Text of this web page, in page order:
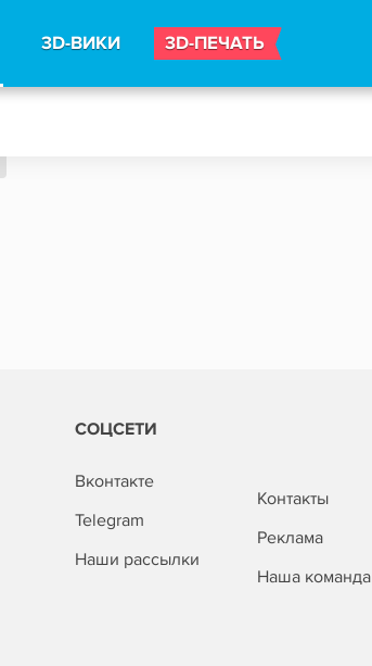
3D-ВИКИ 3D-ПЕЧАТЬ
СОЦСЕТИ
Вконтакте
Telegram
Наши рассылки
Контакты
Реклама
Наша команда